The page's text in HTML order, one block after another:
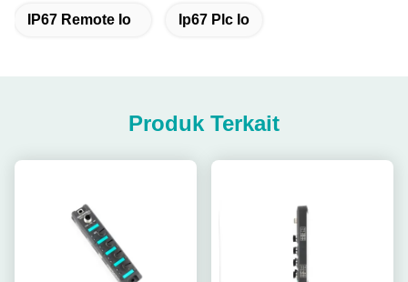
IP67 Remote Io Ip67 Plc Io
Produk Terkait